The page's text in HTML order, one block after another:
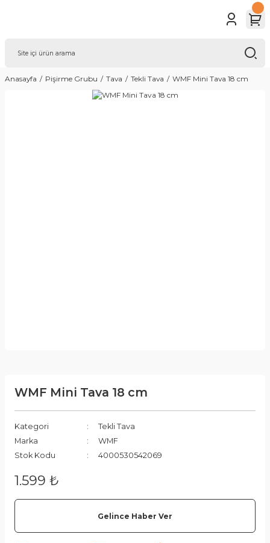
Anasayfa Pişirme Grubu Tava Tekli Tava WMF Mini Tava 18 cm
WMF Mini Tava 18 cm
Kategori
Tekli Tava
Marka
WMF
Stok Kodu
4000530542069
1.599 ₺
Gelince Haber Ver